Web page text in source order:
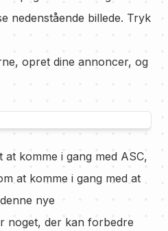
nedenstående billede. Tryk
opret dine annoncer, og
komme i gang med ASC,
at komme i gang med at
nye
noget, der kan forbedre